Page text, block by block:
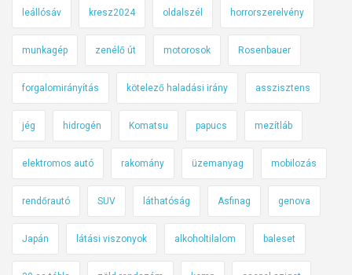
leállósáv kresz2024 oldalszél horrorszerelvény
munkagép zenélő út motorosok Rosenbauer
forgalomirányítás kötelező haladási irány asszisztens
jég hidrogén Komatsu papucs mezítláb
elektromos autó rakomány üzemanyag mobilozás
rendőrautó SUV láthatóság Asfinag genova
Japán látási viszonyok alkoholtilalom baleset